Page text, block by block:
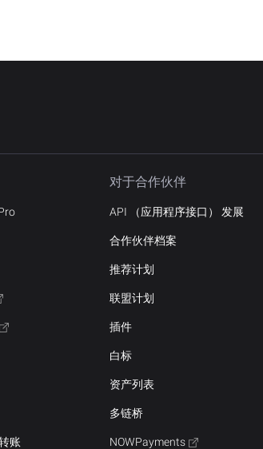
账
对于合作伙伴
API （应用程序接口） 发展
合作伙伴档案
推荐计划
联盟计划
插件
白标
资产列表
多链桥
NOWPayments